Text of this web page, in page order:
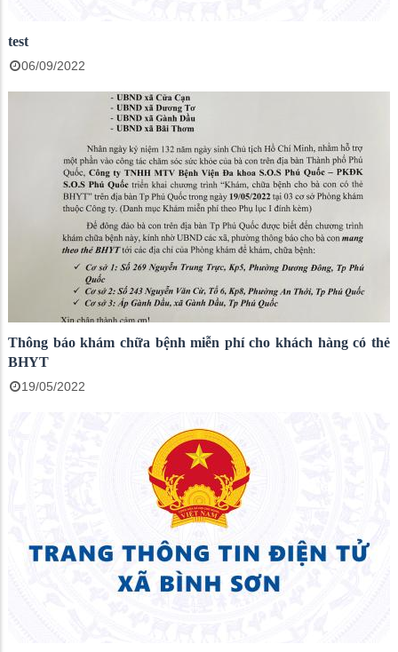
test
06/09/2022
Thông báo khám chữa bệnh miễn phí cho khách hàng có thẻ
BHYT
19/05/2022